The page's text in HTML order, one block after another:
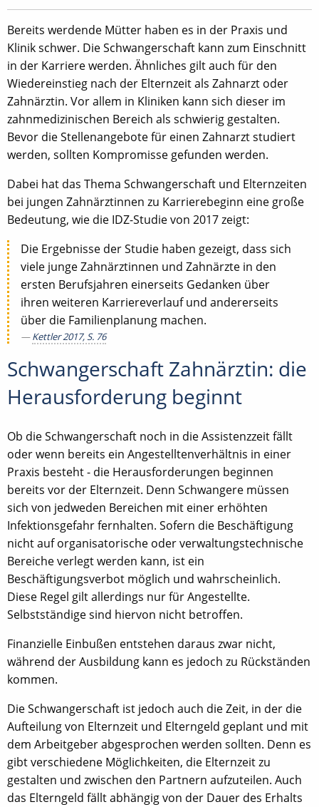
Bereits werdende Mütter haben es in der Praxis und
Klinik schwer. Die Schwangerschaft kann zum Einschnitt
in der Karriere werden. Ähnliches gilt auch für den
Wiedereinstieg nach der Elternzeit als Zahnarzt oder
Zahnärztin. Vor allem in Kliniken kann sich dieser im
zahnmedizinischen Bereich als schwierig gestalten.
Bevor die Stellenangebote für einen Zahnarzt studiert
werden, sollten Kompromisse gefunden werden.
Dabei hat das Thema Schwangerschaft und Elternzeiten
bei jungen Zahnärztinnen zu Karrierebeginn eine große
Bedeutung, wie die IDZ-Studie von 2017 zeigt:
Die Ergebnisse der Studie haben gezeigt, dass sich
viele junge Zahnärztinnen und Zahnärzte in den
ersten Berufsjahren einerseits Gedanken über
ihren weiteren Karriereverlauf und andererseits
über die Familienplanung machen.
Kettler 2017, S. 76
Schwangerschaft Zahnärztin: die
Herausforderung beginnt
Ob die Schwangerschaft noch in die Assistenzzeit fällt
oder wenn bereits ein Angestelltenverhältnis in einer
Praxis besteht - die Herausforderungen beginnen
bereits vor der Elternzeit. Denn Schwangere müssen
sich von jedweden Bereichen mit einer erhöhten
Infektionsgefahr fernhalten. Sofern die Beschäftigung
nicht auf organisatorische oder verwaltungstechnische
Bereiche verlegt werden kann, ist ein
Beschäftigungsverbot möglich und wahrscheinlich.
Diese Regel gilt allerdings nur für Angestellte.
Selbstständige sind hiervon nicht betroffen.
Finanzielle Einbußen entstehen daraus zwar nicht,
während der Ausbildung kann es jedoch zu Rückständen
kommen.
Die Schwangerschaft ist jedoch auch die Zeit, in der die
Aufteilung von Elternzeit und Elterngeld geplant und mit
dem Arbeitgeber abgesprochen werden sollten. Denn es
gibt verschiedene Möglichkeiten, die Elternzeit zu
gestalten und zwischen den Partnern aufzuteilen. Auch
das Elterngeld fällt abhängig von der Dauer des Erhalts